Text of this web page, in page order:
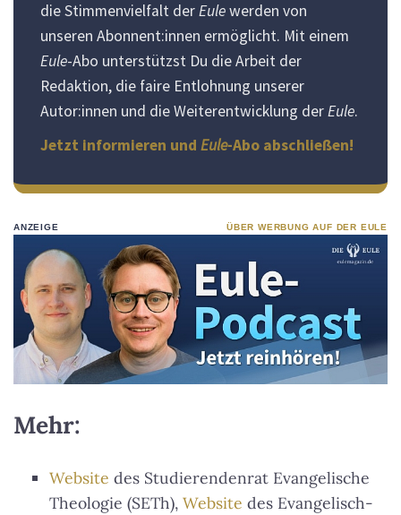
die Stimmenvielfalt derEulewerden von
unseren Abonnent:innen ermöglicht. Mit einem
Eule-Abo unterstützst Du die Arbeit der
Redaktion, die faire Entlohnung unserer
Autor:innen und die Weiterentwicklung derEule.
Jetzt informieren und Eule-Abo abschließen!
ANZEIGE ÜBER WERBUNG AUF DER EULE
Mehr:
Website des Studierendenrat Evangelische
Theologie (SETh), Website des Evangelisch-